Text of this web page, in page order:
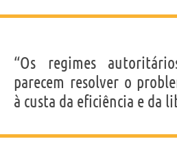
“Os regimes
parecem resolver o
à custa da eficiência e da